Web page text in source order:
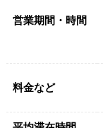
営業期間・時間
料金など